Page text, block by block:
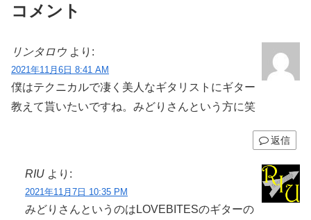
コメント
リンタロウ より:
2021年11月6日 8:41 AM
僕はテクニカルで凄く美人なギタリストにギター
教えて貰いたいですね。みどりさんという方に笑
返信
RIU より:
2021年11月7日 10:35 PM
みどりさんというのはLOVEBITESのギターの